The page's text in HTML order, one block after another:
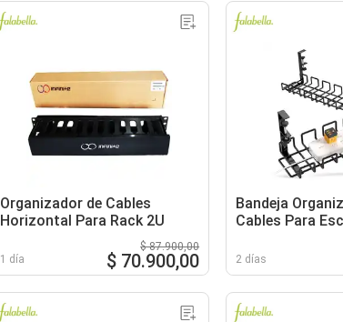
Organizador de Cables
Horizontal Para Rack 2U
1 día
$ 87.900,00
$ 70.900,00
Bandeja
Cables Para
2 días